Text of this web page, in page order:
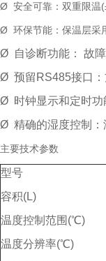
Ø 安全可靠：双重限温
Ø 环保节能：保温层采
Ø 自诊断功能： 故障
Ø 预留RS485接口：
Ø 时钟显示和定时功
Ø 精确的湿度控制：
主要技术参数
型号
容积(L)
温度控制范围(℃)
温度分辨率(℃)